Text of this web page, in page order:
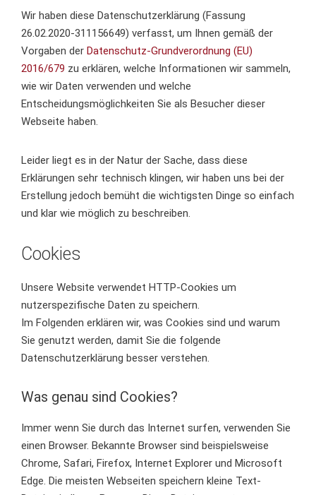
Wir haben diese Datenschutzerklärung (Fassung
26.02.2020-311156649) verfasst, um Ihnen gemäß der
Vorgaben der Datenschutz-Grundverordnung (EU)
2016/679 zu erklären, welche Informationen wir sammeln,
wie wir Daten verwenden und welche
Entscheidungsmöglichkeiten Sie als Besucher dieser
Webseite haben.
Leider liegt es in der Natur der Sache, dass diese
Erklärungen sehr technisch klingen, wir haben uns bei der
Erstellung jedoch bemüht die wichtigsten Dinge so einfach
und klar wie möglich zu beschreiben.
Cookies
Unsere Website verwendet HTTP-Cookies um
nutzerspezifische Daten zu speichern.
Im Folgenden erklären wir, was Cookies sind und warum
Sie genutzt werden, damit Sie die folgende
Datenschutzerklärung besser verstehen.
Was genau sind Cookies?
Immer wenn Sie durch das Internet surfen, verwenden Sie
einen Browser. Bekannte Browser sind beispielsweise
Chrome, Safari, Firefox, Internet Explorer und Microsoft
Edge. Die meisten Webseiten speichern kleine Text-